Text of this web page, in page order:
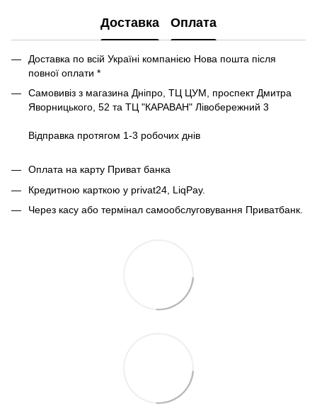
Доставка Оплата
Доставка по всій Україні компанією Нова пошта після
повної оплати *
Самовивіз з магазина Дніпро, ТЦ ЦУМ, проспект Дмитра
Яворницького, 52 та ТЦ "КАРАВАН" Лівобережний 3
Відправка протягом 1-3 робочих днів
Оплата на карту Приват банка
Кредитною карткою у privat24, LiqPay.
Через касу або термінал самообслуговування Приватбанк.